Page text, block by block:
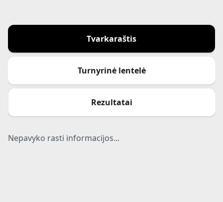
Tvarkaraštis
Turnyrinė lentelė
Rezultatai
Nepavyko rasti informacijos...